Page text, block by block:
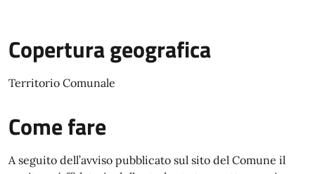
Copertura geografica
Territorio Comunale
Come fare
A seguito dell’avviso pubblicato sul sito del Comune il